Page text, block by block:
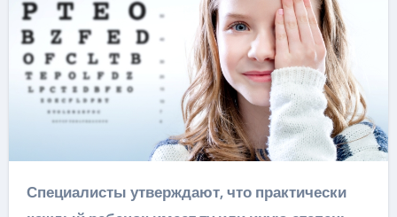
Специалисты утверждают, что практически